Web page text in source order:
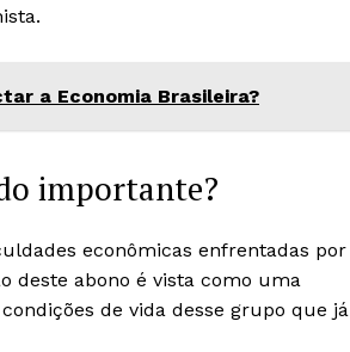
a Economia Brasileira?
importante?
econômicas enfrentadas por
deste abono é vista como uma
de vida desse grupo que já